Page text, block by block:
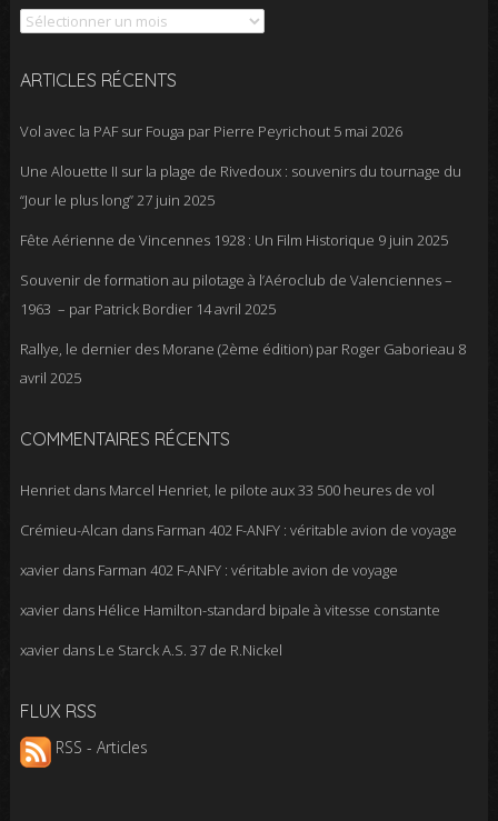
ARTICLES RÉCENTS
Vol avec la PAF sur Fouga par Pierre Peyrichout 5 mai 2026
Une Alouette II sur la plage de Rivedoux : souvenirs du tournage du
“Jour le plus long”27 juin 2025
Fête Aérienne de Vincennes 1928 : Un Film Historique 9 juin 2025
Souvenir de formation au pilotage à l’Aéroclub de Valenciennes –
1963 – par Patrick Bordier 14 avril 2025
Rallye, le dernier des Morane (2ème édition) par Roger Gaborieau 8
avril 2025
COMMENTAIRES RÉCENTS
Henrietdans Marcel Henriet, le pilote aux 33 500 heures de vol
Crémieu-Alcan dans Farman 402 F-ANFY : véritable avion de voyage
xavierdans Farman 402 F-ANFY : véritable avion de voyage
xavierdans Hélice Hamilton-standard bipale à vitesse constante
xavierdans Le Starck A.S. 37 de R.Nickel
FLUX RSS
RSS - Articles